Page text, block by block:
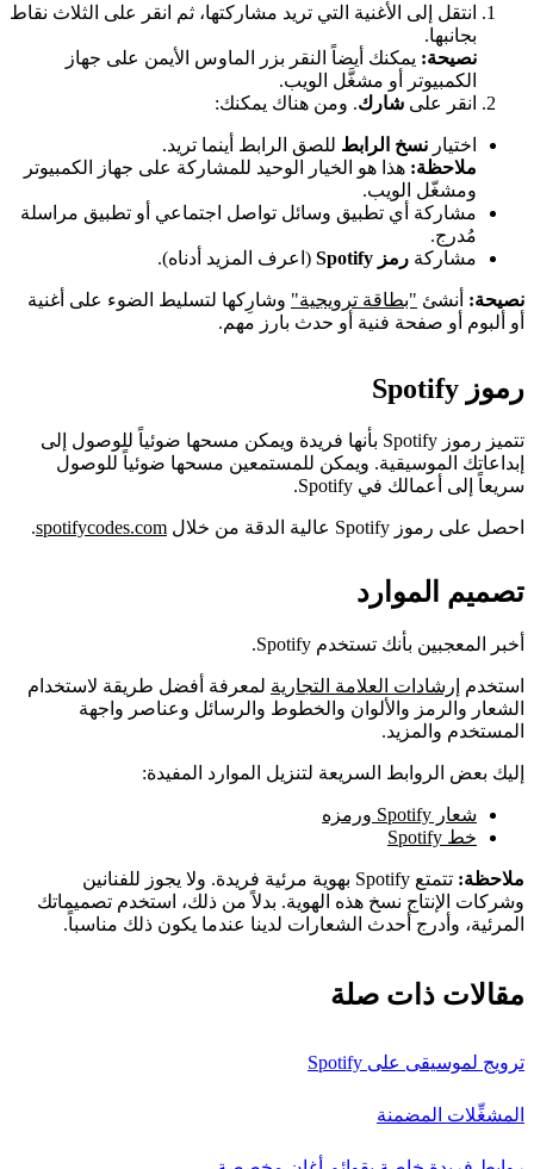
انتقل إلى الأغنية التي تريد مشاركتها، ثم انقر على الثلاث نقاط
بجانبها.
نصيحة: يمكنك أيضاً النقر بزر الماوس الأيمن على جهاز
الكمبيوتر أو مشغَّل الويب.
انقر على شارك. ومن هناك يمكنك:
اختيار نسخ الرابط للصق الرابط أينما تريد.
ملاحظة: هذا هو الخيار الوحيد للمشاركة على جهاز الكمبيوتر
ومشغّل الويب.
مشاركة أي تطبيق وسائل تواصل اجتماعي أو تطبيق مراسلة
مُدرج.
مشاركة رمز Spotify (اعرف المزيد أدناه).
نصيحة: أنشئ "بطاقة ترويجية" وشارِكها لتسليط الضوء على أغنية
أو ألبوم أو صفحة فنية أو حدث بارز مهم.
رموز Spotify
تتميز رموز Spotify بأنها فريدة ويمكن مسحها ضوئياً للوصول إلى
إبداعاتك الموسيقية. ويمكن للمستمعين مسحها ضوئياً للوصول
سريعاً إلى أعمالك في Spotify.
احصل على رموز Spotify عالية الدقة من خلال spotifycodes.com
.
تصميم الموارد
أخبر المعجبين بأنك تستخدم Spotify.
استخدم إرشادات العلامة التجارية لمعرفة أفضل طريقة لاستخدام
الشعار والرمز والألوان والخطوط والرسائل وعناصر واجهة
المستخدم والمزيد.
إليك بعض الروابط السريعة لتنزيل الموارد المفيدة:
شعار Spotify ورمزه
خط Spotify
ملاحظة:
تتمتع Spotify بهوية مرئية فريدة. ولا يجوز للفنانين
وشركات الإنتاج نسخ هذه الهوية. بدلاً من ذلك، استخدم تصميماتك
المرئية، وأدرج أحدث الشعارات لدينا عندما يكون ذلك مناسباً.
مقالات ذات صلة
ترويج لموسيقى على Spotify
المشغِّلات المضمنة